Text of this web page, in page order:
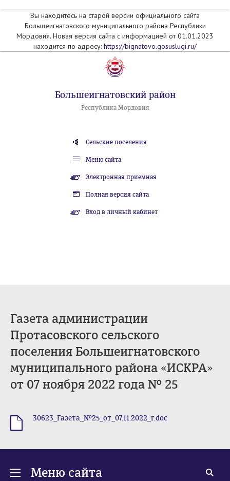
Вы находитесь на старой версии официального сайта
Большеигнатовского муниципального района Республики
Мордовия. Новая версия сайта с информацией от 01.01.2023
находится по адресу: https://bignatovo.gosuslugi.ru/
Большеигнатовский район
Республика Мордовия
Сельские поселения
Меню сайта
Электронная приемная
Полная версия сайта
Вход в личный кабинет
Газета администрации
Протасовского сельского
поселения Большеигнатовского
муниципального района «ИСКРА»
от 07 ноября 2022 года № 25
30623_Газета_№25_от_07.11.2022_г.doc
Меню сайта